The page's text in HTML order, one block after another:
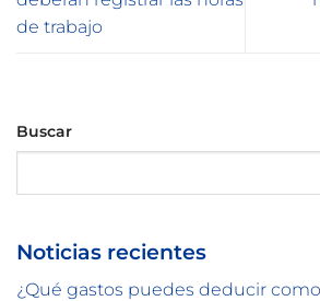
de trabajo
Buscar
Noticias recientes
¿Qué gastos puedes deducir